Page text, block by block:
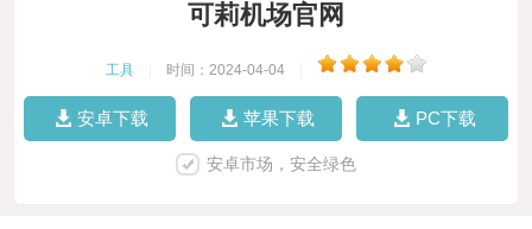
可莉机场官网
工具 时间：2024-04-04
安卓下载 苹果下载 PC下载
安卓市场，安全绿色